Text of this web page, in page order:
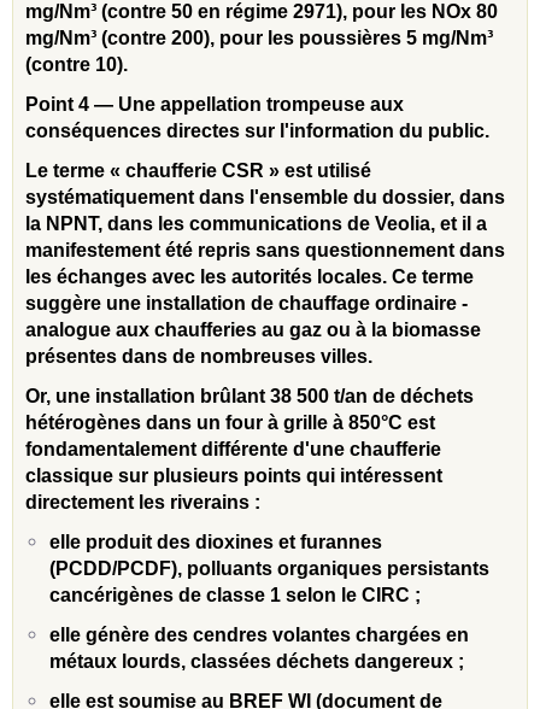
mg/Nm³ (contre 50 en régime 2971), pour les NOx 80
mg/Nm³ (contre 200), pour les poussières 5 mg/Nm³
(contre 10).
Point 4 — Une appellation trompeuse aux
conséquences directes sur l'information du public.
Le terme « chaufferie CSR » est utilisé
systématiquement dans l'ensemble du dossier, dans
la NPNT, dans les communications de Veolia, et il a
manifestement été repris sans questionnement dans
les échanges avec les autorités locales. Ce terme
suggère une installation de chauffage ordinaire -
analogue aux chaufferies au gaz ou à la biomasse
présentes dans de nombreuses villes.
Or, une installation brûlant 38 500 t/an de déchets
hétérogènes dans un four à grille à 850°C est
fondamentalement différente d'une chaufferie
classique sur plusieurs points qui intéressent
directement les riverains :
elle produit des dioxines et furannes
(PCDD/PCDF), polluants organiques persistants
cancérigènes de classe 1 selon le CIRC ;
elle génère des cendres volantes chargées en
métaux lourds, classées déchets dangereux ;
elle est soumise au BREF WI (document de